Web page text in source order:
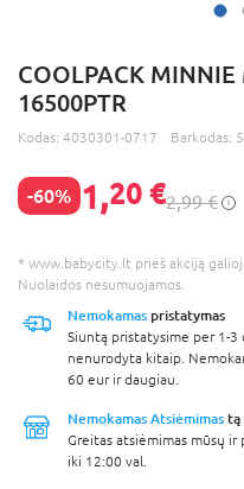
COOLPACK
16500PTR
Kodas: 4030301-0717 Barkodas:
-60% 1,20 €2,99 €
* www.babycity.lt prieš akciją
Nuolaidos nesumuojamos.
Nemokamas pristatymas
Siuntą pristatysime per 1-3
nenurodyta kitaip.
60 eur ir daugiau.
Nemokamas Atsiėmimas tą
Greitas atsiėmimas mūsų
iki 12:00 val.